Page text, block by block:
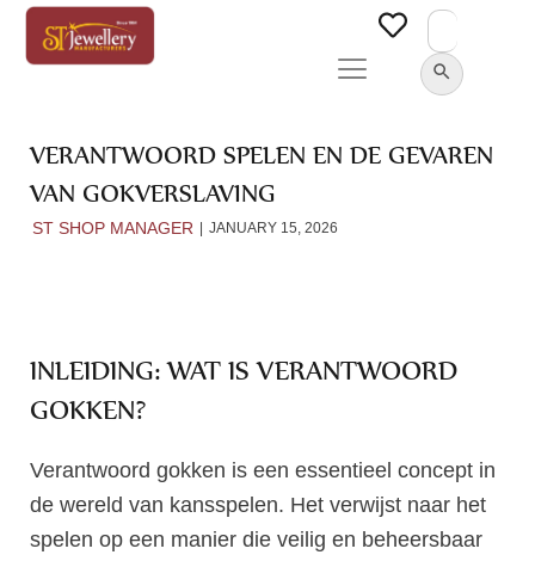
Search
SEARCH BUTTON
VERANTWOORD SPELEN EN DE GEVAREN
VAN GOKVERSLAVING
ST SHOP MANAGER JANUARY 15, 2026
INLEIDING: WAT IS VERANTWOORD
GOKKEN?
Verantwoord gokken is een essentieel concept in
de wereld van kansspelen. Het verwijst naar het
spelen op een manier die veilig en beheersbaar